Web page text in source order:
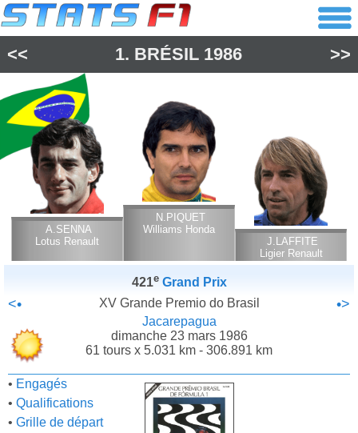
<< 1. BRÉSIL 1986 >>
A.SENNA
Lotus Renault
N.PIQUET
Williams Honda
J.LAFFITE
Ligier Renault
421e Grand Prix
<• XV Grande Premio do Brasil •>
Jacarepagua
dimanche 23 mars 1986
61 tours x 5.031 km - 306.891 km
• Engagés
• Qualifications
• Grille de départ